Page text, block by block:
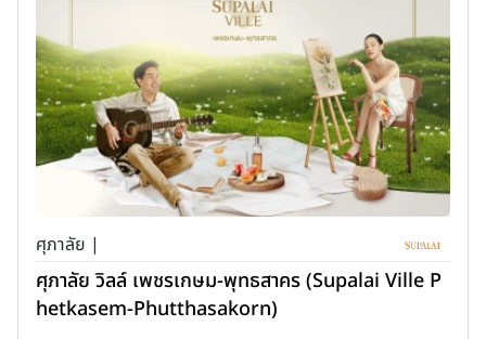
ศุภาลัย |
ศุภาลัย วิลล์ เพชรเกษม-พุทธสาคร (Supalai Ville P
hetkasem-Phutthasakorn)